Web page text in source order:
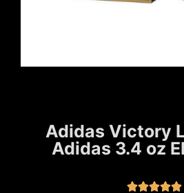
Adidas Victory
Adidas 3.4 oz
